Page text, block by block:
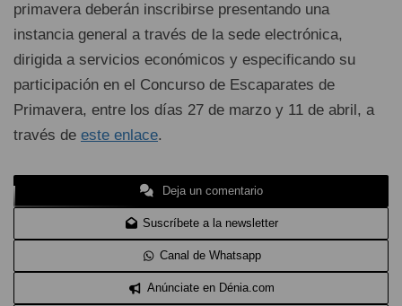
primavera deberán inscribirse presentando una
instancia general a través de la sede electrónica,
dirigida a servicios económicos y especificando su
participación en el Concurso de Escaparates de
Primavera, entre los días 27 de marzo y 11 de abril, a
través de este enlace.
Deja un comentario
Suscríbete a la newsletter
Canal de Whatsapp
Anúnciate en Dénia.com